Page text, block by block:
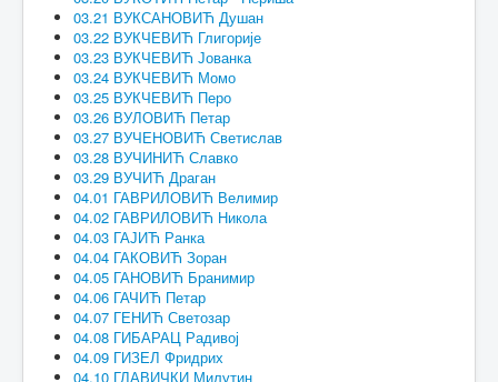
03.21 ВУКСАНОВИЋ Душан
03.22 ВУКЧЕВИЋ Глигорије
03.23 ВУКЧЕВИЋ Јованка
03.24 ВУКЧЕВИЋ Момо
03.25 ВУКЧЕВИЋ Перо
03.26 ВУЛОВИЋ Петар
03.27 ВУЧЕНОВИЋ Светислав
03.28 ВУЧИНИЋ Славко
03.29 ВУЧИЋ Драган
04.01 ГАВРИЛОВИЋ Велимир
04.02 ГАВРИЛОВИЋ Никола
04.03 ГАЈИЋ Ранка
04.04 ГАКОВИЋ Зоран
04.05 ГАНОВИЋ Бранимир
04.06 ГАЧИЋ Петар
04.07 ГЕНИЋ Светозар
04.08 ГИБАРАЦ Радивој
04.09 ГИЗЕЛ Фридрих
04.10 ГЛАВИЧКИ Милутин